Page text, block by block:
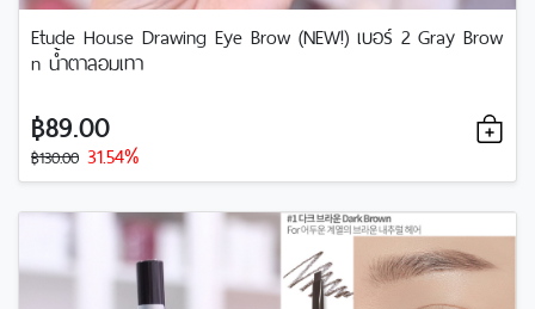
Etude House Drawing Eye Brow (NEW!) เบอร์ 2 Gray Brow
n น้ำตาลอมเทา
฿89.00
฿130.00 31.54%